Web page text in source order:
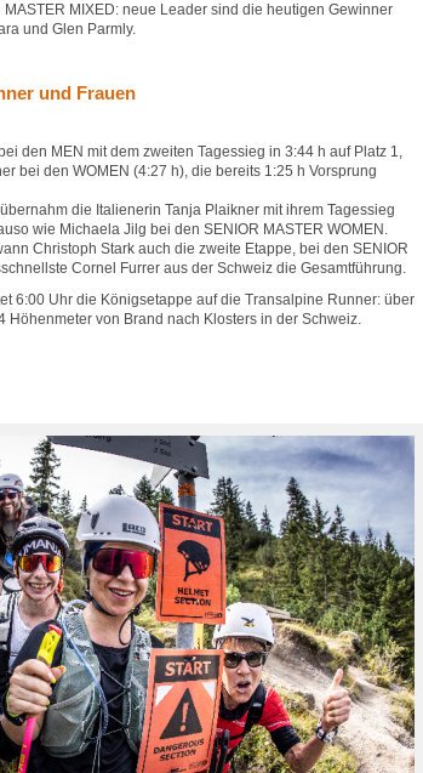
MIXED: neue Leader sind die heutigen Gewinner
und Glen Parmly.
und Frauen
den MEN mit dem zweiten Tagessieg in 3:44 h auf Platz 1,
bei den WOMEN (4:27 h), die bereits 1:25 h Vorsprung
die Italienerin Tanja Plaikner mit ihrem Tagessieg
wie Michaela Jilg bei den SENIOR MASTER WOMEN.
Christoph Stark auch die zweite Etappe, bei den SENIOR
Cornel Furrer aus der Schweiz die Gesamtführung.
6:00 Uhr die Königsetappe auf die Transalpine Runner: über
Höhenmeter von Brand nach Klosters in der Schweiz.